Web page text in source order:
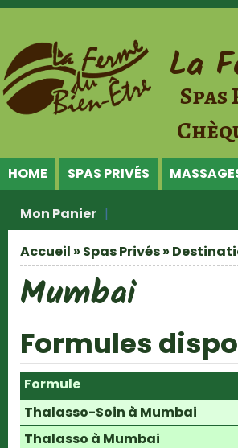
Jump to Content
La
HOME SPAS PRIVÉS
Mon Panier
Vous êtes ici
Accueil » Spas Privés»
Mumbai
Formules
Formule
Thalasso-Soin à Mumbai
Thalasso à Mumbai